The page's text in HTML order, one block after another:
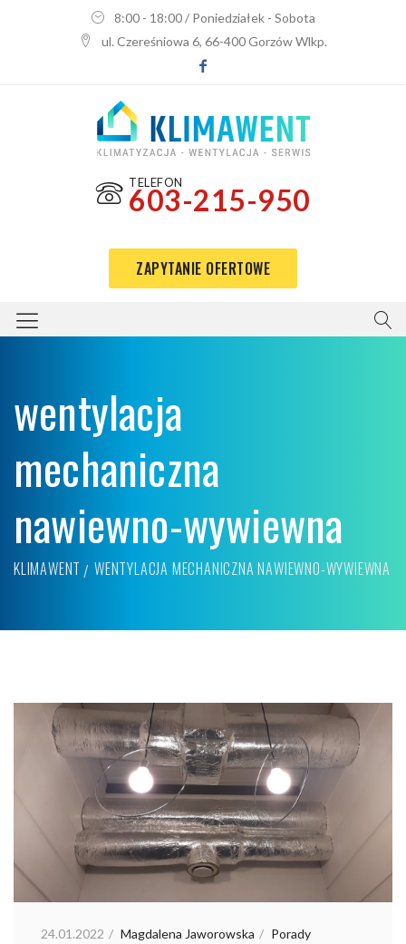
8:00 - 18:00 / Poniedziałek - Sobota
ul. Czereśniowa 6, 66-400 Gorzów Wlkp.
TELEFON
603-215-950
ZAPYTANIE OFERTOWE
wentylacja
mechaniczna
nawiewno-wywiewna
KLIMAWENT WENTYLACJA MECHANICZNA NAWIEWNO-WYWIEWNA
24.01.2022 Magdalena Jaworowska Porady